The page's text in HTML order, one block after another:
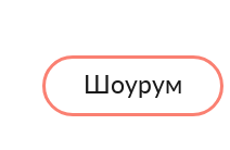
Шоурум